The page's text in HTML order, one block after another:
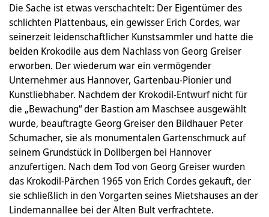
Die Sache ist etwas verschachtelt: Der Eigentümer des
schlichten Plattenbaus, ein gewisser Erich Cordes, war
seinerzeit leidenschaftlicher Kunstsammler und hatte die
beiden Krokodile aus dem Nachlass von Georg Greiser
erworben. Der wiederum war ein vermögender
Unternehmer aus Hannover, Gartenbau-Pionier und
Kunstliebhaber. Nachdem der Krokodil-Entwurf nicht für
die „Bewachung“ der Bastion am Maschsee ausgewählt
wurde, beauftragte Georg Greiser den Bildhauer Peter
Schumacher, sie als monumentalen Gartenschmuck auf
seinem Grundstück in Dollbergen bei Hannover
anzufertigen. Nach dem Tod von Georg Greiser wurden
das Krokodil-Pärchen 1965 von Erich Cordes gekauft, der
sie schließlich in den Vorgarten seines Mietshauses an der
Lindemannallee bei der Alten Bult verfrachtete.